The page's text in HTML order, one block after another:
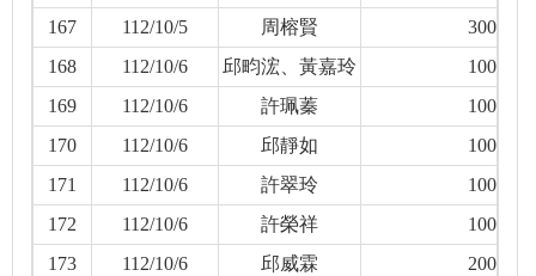
167
112/10/5 周榕賢
300
168
112/10/6 邱畇浤、黃嘉玲
100
169
112/10/6 許珮蓁
100
170
112/10/6 邱靜如
100
171
112/10/6 許翠玲
100
172
112/10/6 許榮祥
100
173
112/10/6 邱威霖
200